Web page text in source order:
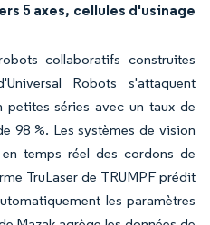
5 axes, cellules d'usinage
collaboratifs construites
Robots s'attaquent
séries avec un taux de
98 %. Les systèmes de vision
temps réel des cordons de
TruLaser de TRUMPF prédit
les paramètres